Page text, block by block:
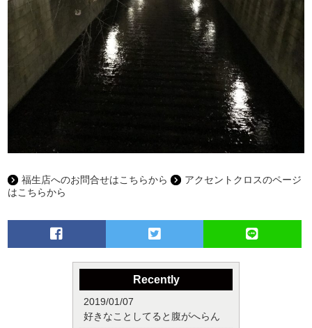
福生店へのお問合せはこちらから
アクセントクロスのページ
はこちらから
Recently
2019/01/07
好きなことしてると腹がへらん